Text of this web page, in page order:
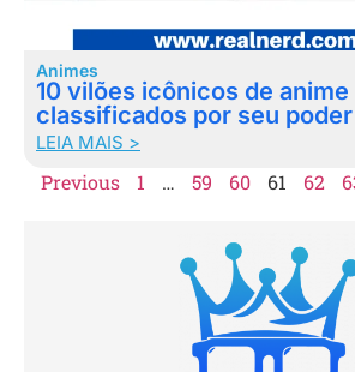
Animes
10 vilões icônicos de anime
classificados por seu poder
LEIA MAIS >
Previous 1 … 59 60 61 62